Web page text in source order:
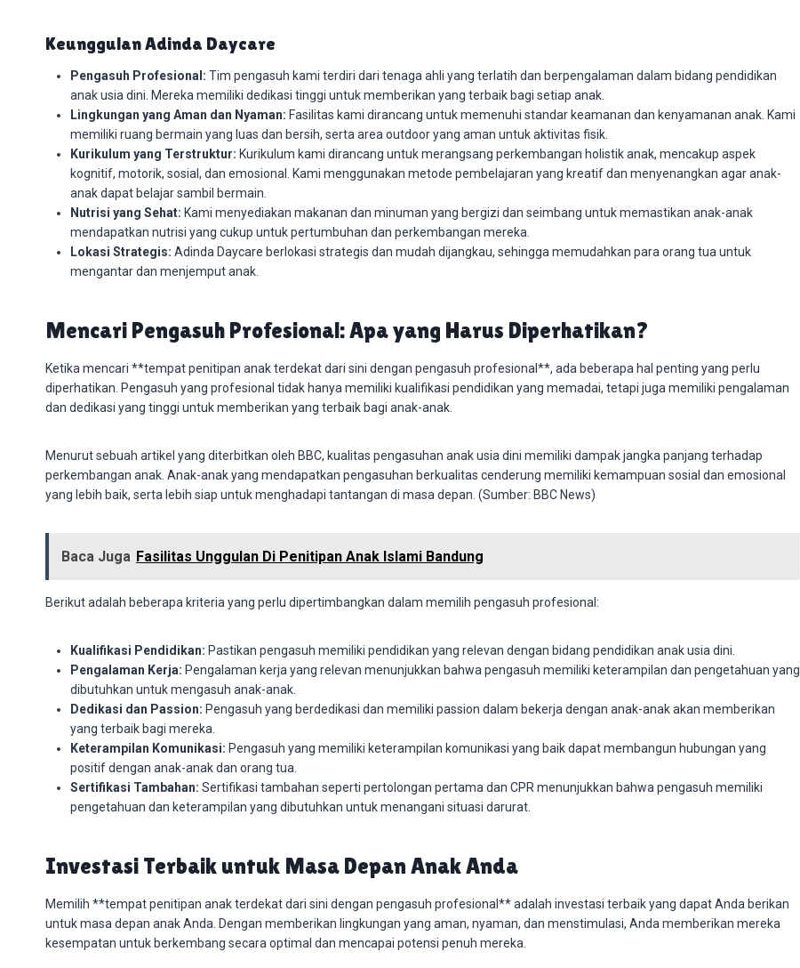
Keunggulan Adinda Daycare
Pengasuh Profesional: Tim pengasuh kami terdiri dari tenaga ahli yang terlatih dan berpengalaman dalam bidang pendidikan
anak usia dini. Mereka memiliki dedikasi tinggi untuk memberikan yang terbaik bagi setiap anak.
Lingkungan yang Aman dan Nyaman: Fasilitas kami dirancang untuk memenuhi standar keamanan dan kenyamanan anak. Kami
memiliki ruang bermain yang luas dan bersih, serta area outdoor yang aman untuk aktivitas fisik.
Kurikulum yang Terstruktur: Kurikulum kami dirancang untuk merangsang perkembangan holistik anak, mencakup aspek
kognitif, motorik, sosial, dan emosional. Kami menggunakan metode pembelajaran yang kreatif dan menyenangkan agar anak-
anak dapat belajar sambil bermain.
Nutrisi yang Sehat: Kami menyediakan makanan dan minuman yang bergizi dan seimbang untuk memastikan anak-anak
mendapatkan nutrisi yang cukup untuk pertumbuhan dan perkembangan mereka.
Lokasi Strategis: Adinda Daycare berlokasi strategis dan mudah dijangkau, sehingga memudahkan para orang tua untuk
mengantar dan menjemput anak.
Mencari Pengasuh Profesional: Apa yang Harus Diperhatikan?
Ketika mencari **tempat penitipan anak terdekat dari sini dengan pengasuh profesional**, ada beberapa hal penting yang perlu
diperhatikan. Pengasuh yang profesional tidak hanya memiliki kualifikasi pendidikan yang memadai, tetapi juga memiliki pengalaman
dan dedikasi yang tinggi untuk memberikan yang terbaik bagi anak-anak.
Menurut sebuah artikel yang diterbitkan oleh BBC, kualitas pengasuhan anak usia dini memiliki dampak jangka panjang terhadap
perkembangan anak. Anak-anak yang mendapatkan pengasuhan berkualitas cenderung memiliki kemampuan sosial dan emosional
yang lebih baik, serta lebih siap untuk menghadapi tantangan di masa depan. (Sumber: BBC News)
Baca Juga Fasilitas Unggulan Di Penitipan Anak Islami Bandung
Berikut adalah beberapa kriteria yang perlu dipertimbangkan dalam memilih pengasuh profesional:
Kualifikasi Pendidikan: Pastikan pengasuh memiliki pendidikan yang relevan dengan bidang pendidikan anak usia dini.
Pengalaman Kerja: Pengalaman kerja yang relevan menunjukkan bahwa pengasuh memiliki keterampilan dan pengetahuan yang
dibutuhkan untuk mengasuh anak-anak.
Dedikasi dan Passion: Pengasuh yang berdedikasi dan memiliki passion dalam bekerja dengan anak-anak akan memberikan
yang terbaik bagi mereka.
Keterampilan Komunikasi: Pengasuh yang memiliki keterampilan komunikasi yang baik dapat membangun hubungan yang
positif dengan anak-anak dan orang tua.
Sertifikasi Tambahan: Sertifikasi tambahan seperti pertolongan pertama dan CPR menunjukkan bahwa pengasuh memiliki
pengetahuan dan keterampilan yang dibutuhkan untuk menangani situasi darurat.
Investasi Terbaik untuk Masa Depan Anak Anda
Memilih **tempat penitipan anak terdekat dari sini dengan pengasuh profesional** adalah investasi terbaik yang dapat Anda berikan
untuk masa depan anak Anda. Dengan memberikan lingkungan yang aman, nyaman, dan menstimulasi, Anda memberikan mereka
kesempatan untuk berkembang secara optimal dan mencapai potensi penuh mereka.